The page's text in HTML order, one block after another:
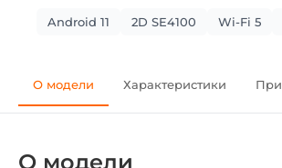
Android 11 2D SE4100 Wi-Fi 5
О модели Характеристики
О модели